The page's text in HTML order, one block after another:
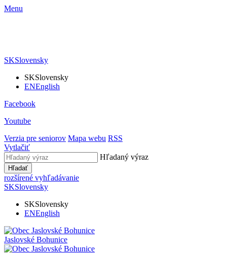
Menu
SKSlovensky
SKSlovensky
ENEnglish
Facebook
Youtube
Verzia pre seniorov Mapa webu RSS
Vytlačiť
Hľadaný výraz
Hľadať
rozšírené vyhľadávanie
SKSlovensky
SKSlovensky
ENEnglish
Jaslovské Bohunice